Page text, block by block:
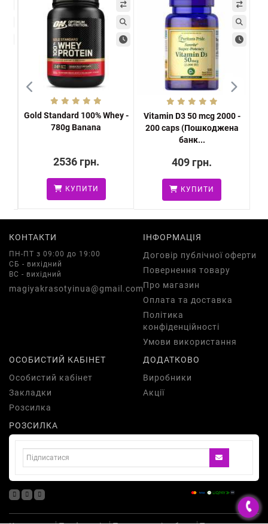
Gold Standard 100% Whey -
780g Banana
2536 грн.
КУПИТИ
Vitamin D3 50 mcg 2000 -
200 caps (Пошкоджена
банк...
409 грн.
КУПИТИ
КОНТАКТИ
ПН-ПТ з 09:00 до 19:00
СБ - вихідний
ВС - вихідний
magiyakrasotyinua@gmail.com
ІНФОРМАЦІЯ
Договір публічної оферти
Повернення товару
Про магазин
Оплата та доставка
Політика
конфіденційності
Умови використання
ОСОБИСТИЙ КАБІНЕТ
Особистий кабінет
Закладки
Розсилка
ДОДАТКОВО
Виробники
Акції
РОЗСИЛКА